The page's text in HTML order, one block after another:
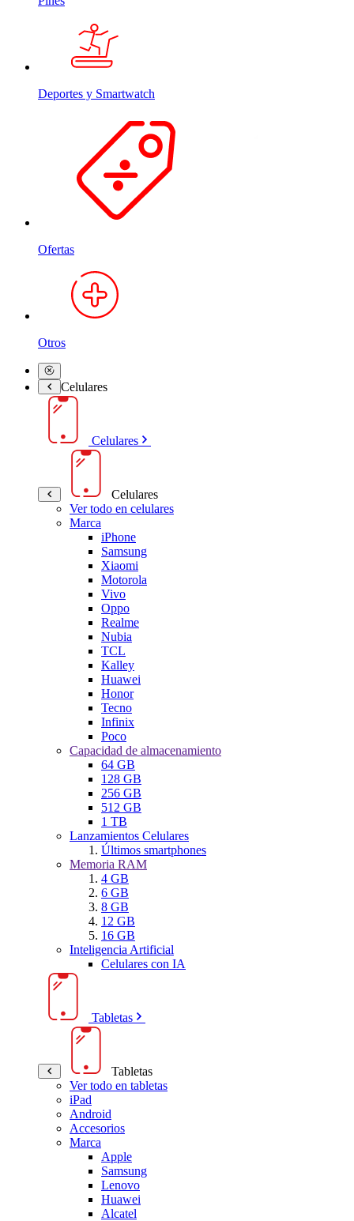
Deportes y Smartwatch
Ofertas
Otros
Celulares
Celulares
Celulares
Ver todo en celulares
Marca
iPhone
Samsung
Xiaomi
Motorola
Vivo
Oppo
Realme
Nubia
TCL
Kalley
Huawei
Honor
Tecno
Infinix
Poco
Capacidad de almacenamiento
64 GB
128 GB
256 GB
512 GB
1 TB
Lanzamientos Celulares
Últimos smartphones
Memoria RAM
4 GB
6 GB
8 GB
12 GB
16 GB
Inteligencia Artificial
Celulares con IA
Tabletas
Tabletas
Ver todo en tabletas
iPad
Android
Accesorios
Marca
Apple
Samsung
Lenovo
Huawei
Alcatel